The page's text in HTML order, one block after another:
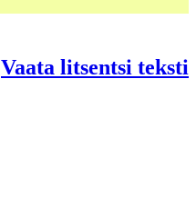
Vaata litsentsi teksti